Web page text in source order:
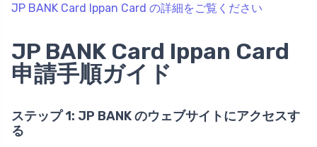
JP BANK Card Ippan Card の詳細をご覧ください
JP BANK Card Ippan Card
申請手順ガイド
ステップ 1: JP BANK のウェブサイトにアクセスす
る